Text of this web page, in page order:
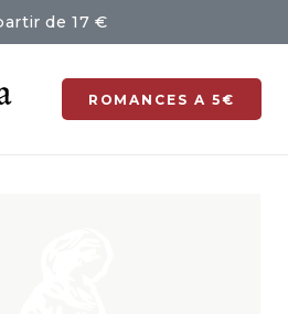
de 17 €
ROMANCES A 5€